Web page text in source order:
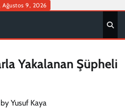
Ağustos 9, 2026
Yakalanan Şüpheli
by Yusuf Kaya